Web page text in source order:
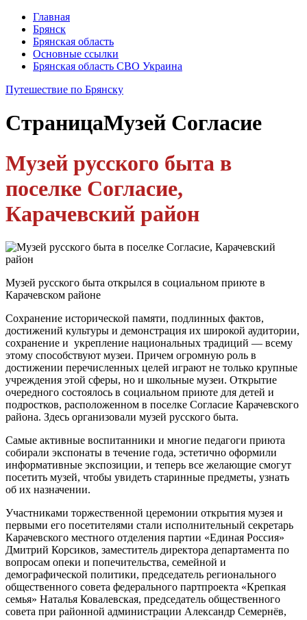
Главная
Брянск
Брянская область
Основные ссылки
Брянская область СВО Украина
Путешествие по Брянску
СтраницаМузей Согласие
Музей русского быта в
поселке Согласие,
Карачевский район
Музей русского быта открылся в социальном приюте в
Карачевском районе
Сохранение исторической памяти, подлинных фактов,
достижений культуры и демонстрация их широкой аудитории,
сохранение и укрепление национальных традиций — всему
этому способствуют музеи. Причем огромную роль в
достижении перечисленных целей играют не только крупные
учреждения этой сферы, но и школьные музеи. Открытие
очередного состоялось в социальном приюте для детей и
подростков, расположенном в поселке Согласие Карачевского
района. Здесь организовали музей русского быта.
Самые активные воспитанники и многие педагоги приюта
собирали экспонаты в течение года, эстетично оформили
информативные экспозиции, и теперь все желающие смогут
посетить музей, чтобы увидеть старинные предметы, узнать
об их назначении.
Участниками торжественной церемонии открытия музея и
первыми его посетителями стали исполнительный секретарь
Карачевского местного отделения партии «Единая Россия»
Дмитрий Корсиков, заместитель директора департамента по
вопросам опеки и попечительства, семейной и
демографической политики, председатель регионального
общественного совета федерального партпроекта «Крепкая
семья» Наталья Ковалевская, председатель общественного
совета при районной администрации Александр Семернёв,